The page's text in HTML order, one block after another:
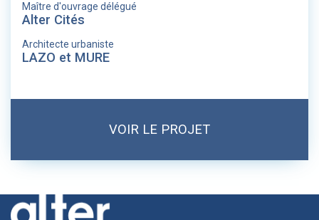
Maître d'ouvrage délégué
Alter Cités
Architecte urbaniste
LAZO et MURE
VOIR LE PROJET